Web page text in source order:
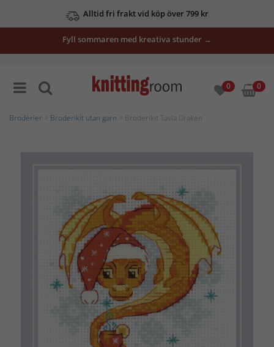
Alltid fri frakt vid köp över 799 kr
Fyll sommaren med kreativa stunder →
0 0
Broderier Broderikit utan garn > Broderikit Tavla Draken